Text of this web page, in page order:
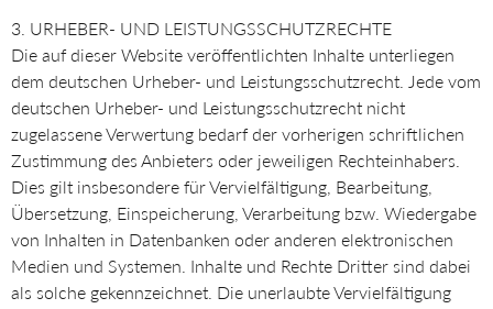
3. URHEBER- UND LEISTUNGSSCHUTZRECHTE
Die auf dieser Website veröffentlichten Inhalte unterliegen
dem deutschen Urheber- und Leistungsschutzrecht. Jede vom
deutschen Urheber- und Leistungsschutzrecht nicht
zugelassene Verwertung bedarf der vorherigen schriftlichen
Zustimmung des Anbieters oder jeweiligen Rechteinhabers.
Dies gilt insbesondere für Vervielfältigung, Bearbeitung,
Übersetzung, Einspeicherung, Verarbeitung bzw. Wiedergabe
von Inhalten in Datenbanken oder anderen elektronischen
Medien und Systemen. Inhalte und Rechte Dritter sind dabei
als solche gekennzeichnet. Die unerlaubte Vervielfältigung